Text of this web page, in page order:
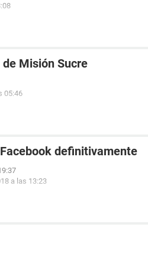
Misión Sucre
05:46
definitivamente
a las 13:23